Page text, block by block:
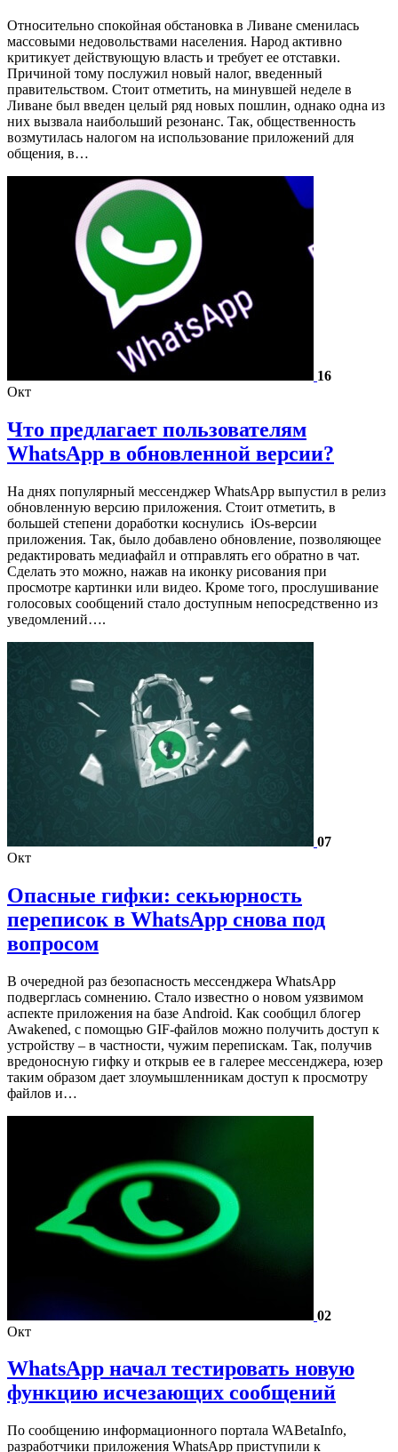
Относительно спокойная обстановка в Ливане сменилась
массовыми недовольствами населения. Народ активно
критикует действующую власть и требует ее отставки.
Причиной тому послужил новый налог, введенный
правительством. Стоит отметить, на минувшей неделе в
Ливане был введен целый ряд новых пошлин, однако одна из
них вызвала наибольший резонанс. Так, общественность
возмутилась налогом на использование приложений для
общения, в…
16
Окт
Что предлагает пользователям
WhatsApp в обновленной версии?
На днях популярный мессенджер WhatsApp выпустил в релиз
обновленную версию приложения. Стоит отметить, в
большей степени доработки коснулись iOs-версии
приложения. Так, было добавлено обновление, позволяющее
редактировать медиафайл и отправлять его обратно в чат.
Сделать это можно, нажав на иконку рисования при
просмотре картинки или видео. Кроме того, прослушивание
голосовых сообщений стало доступным непосредственно из
уведомлений….
07
Окт
Опасные гифки: секьюрность
переписок в WhatsApp снова под
вопросом
В очередной раз безопасность мессенджера WhatsApp
подверглась сомнению. Стало известно о новом уязвимом
аспекте приложения на базе Android. Как сообщил блогер
Awakened, с помощью GIF-файлов можно получить доступ к
устройству – в частности, чужим перепискам. Так, получив
вредоносную гифку и открыв ее в галерее мессенджера, юзер
таким образом дает злоумышленникам доступ к просмотру
файлов и…
02
Окт
WhatsApp начал тестировать новую
функцию исчезающих сообщений
По сообщению информационного портала WABetaInfo,
разработчики приложения WhatsApp приступили к